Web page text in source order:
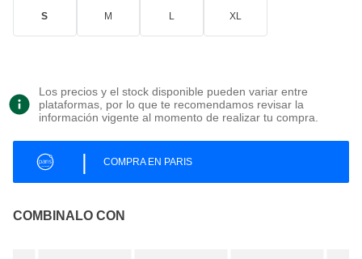
S M L XL
Los precios y el stock disponible pueden variar entre
plataformas, por lo que te recomendamos revisar la
información vigente al momento de realizar tu compra.
| COMPRA EN PARIS
COMBINALO CON